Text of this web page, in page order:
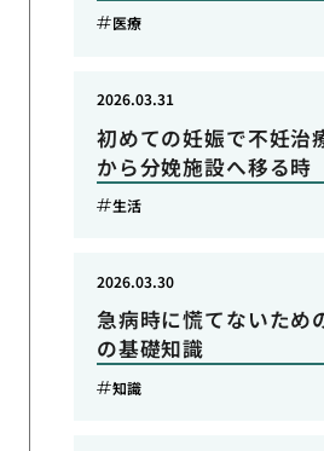
医療
初めての妊娠で不妊治
から分娩施設へ移る時
2026.03.31
生活
急病時に慌てないため
の基礎知識
2026.03.30
知識